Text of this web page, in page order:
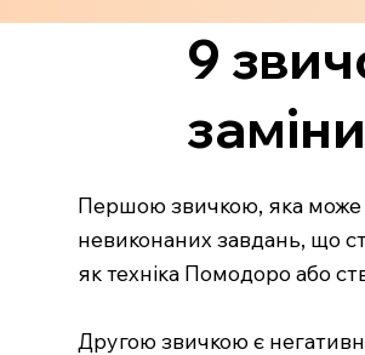
9
Першою звичкою, яка може
невиконаних завдань, що
як техніка Помодоро або
Другою звичкою є